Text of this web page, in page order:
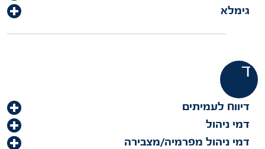
גימלא
ד
דיווח לעמיתים
דמי ניהול
דמי ניהול מפרמיה/מצבירה